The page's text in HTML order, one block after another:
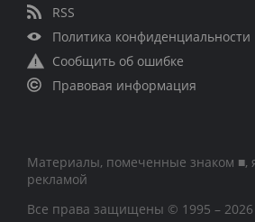
RSS
Политика конфиденциальности
Сообщить об ошибке
Правовая информация
Материалы, помеченные знаком ■,
рекламой
Все права защищены © 1995 – 2026